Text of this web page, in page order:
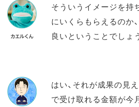
そういうイメージを持
にいくらもらえるのか
良いということでしょ
はい、それが成果の見
で受け取れる金額が今